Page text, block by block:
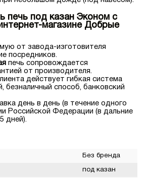
печь под казан Эконом с
магазине Добрые
от завода-изготовителя
посредников.
печь сопровождается
от производителя.
действует гибкая система
безналичный способ, банковский
день в день (в течение одного
Российской Федерации (в дальние
дней).
Без бренда
под казан